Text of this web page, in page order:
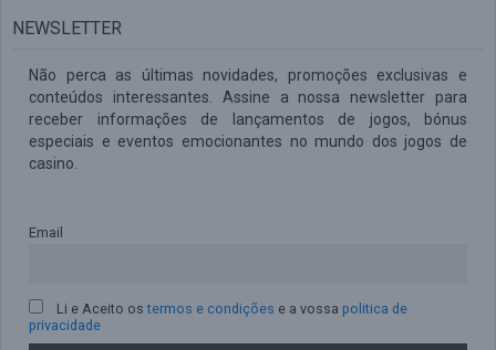
NEWSLETTER
Não perca as últimas novidades, promoções exclusivas e
conteúdos interessantes. Assine a nossa newsletter para
receber informações de lançamentos de jogos, bónus
especiais e eventos emocionantes no mundo dos jogos de
casino.
Email
Li e Aceito ostermos e condições e a vossa politica de
privacidade